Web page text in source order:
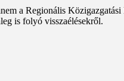
a Regionális
is folyó visszaélésekről.